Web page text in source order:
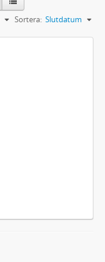
Sortera: Slutdatum